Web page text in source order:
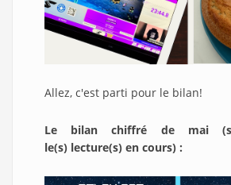
Allez, c'est parti pour le bilan!
Le bilan chiffré de mai
le(s) lecture(s) en cours) :